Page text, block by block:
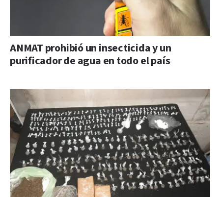
ANMAT prohibió un insecticida y un
purificador de agua en todo el país